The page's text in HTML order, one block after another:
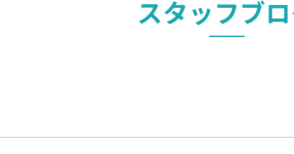
スタッフブ